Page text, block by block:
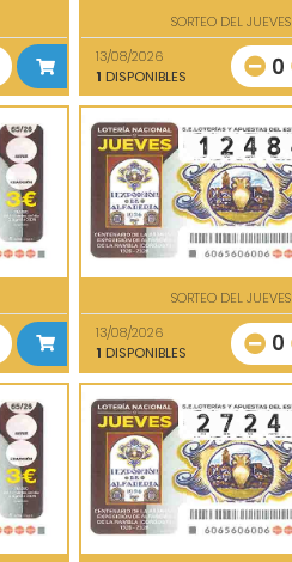
SORTEO DEL JUEVES
13/08/2026
1 DISPONIBLES 0
SORTEO DEL JUEVES
13/08/2026
1 DISPONIBLES 0